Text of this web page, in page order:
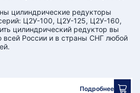
цилиндрические редукторы
Ц2У-100, Ц2У-125, Ц2У-160,
цилиндрический редуктор вы
всей России и в страны СНГ любой
Подробнее